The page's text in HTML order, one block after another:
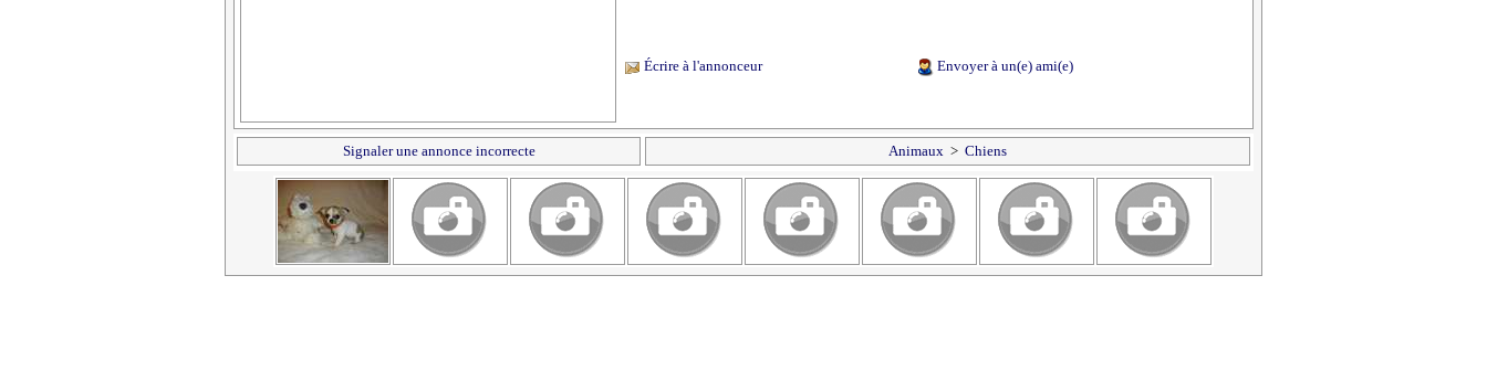
Écrire à l'annonceur Envoyer à un(e) ami(e)
Signaler une annonce incorrecte Animaux > Chiens